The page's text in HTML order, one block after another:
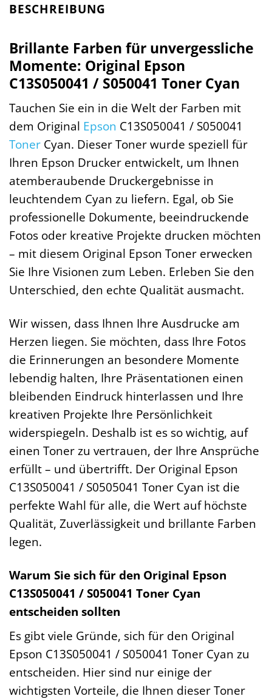
BESCHREIBUNG
Brillante Farben für unvergessliche
Momente: Original Epson
C13S050041 / S050041 Toner Cyan
Tauchen Sie ein in die Welt der Farben mit
dem Original Epson C13S050041 / S050041
Toner Cyan. Dieser Toner wurde speziell für
Ihren Epson Drucker entwickelt, um Ihnen
atemberaubende Druckergebnisse in
leuchtendem Cyan zu liefern. Egal, ob Sie
professionelle Dokumente, beeindruckende
Fotos oder kreative Projekte drucken möchten
– mit diesem Original Epson Toner erwecken
Sie Ihre Visionen zum Leben. Erleben Sie den
Unterschied, den echte Qualität ausmacht.
Wir wissen, dass Ihnen Ihre Ausdrucke am
Herzen liegen. Sie möchten, dass Ihre Fotos
die Erinnerungen an besondere Momente
lebendig halten, Ihre Präsentationen einen
bleibenden Eindruck hinterlassen und Ihre
kreativen Projekte Ihre Persönlichkeit
widerspiegeln. Deshalb ist es so wichtig, auf
einen Toner zu vertrauen, der Ihre Ansprüche
erfüllt – und übertrifft. Der Original Epson
C13S050041 / S0505041 Toner Cyan ist die
perfekte Wahl für alle, die Wert auf höchste
Qualität, Zuverlässigkeit und brillante Farben
legen.
Warum Sie sich für den Original Epson
C13S050041 / S050041 Toner Cyan
entscheiden sollten
Es gibt viele Gründe, sich für den Original
Epson C13S050041 / S050041 Toner Cyan zu
entscheiden. Hier sind nur einige der
wichtigsten Vorteile, die Ihnen dieser Toner